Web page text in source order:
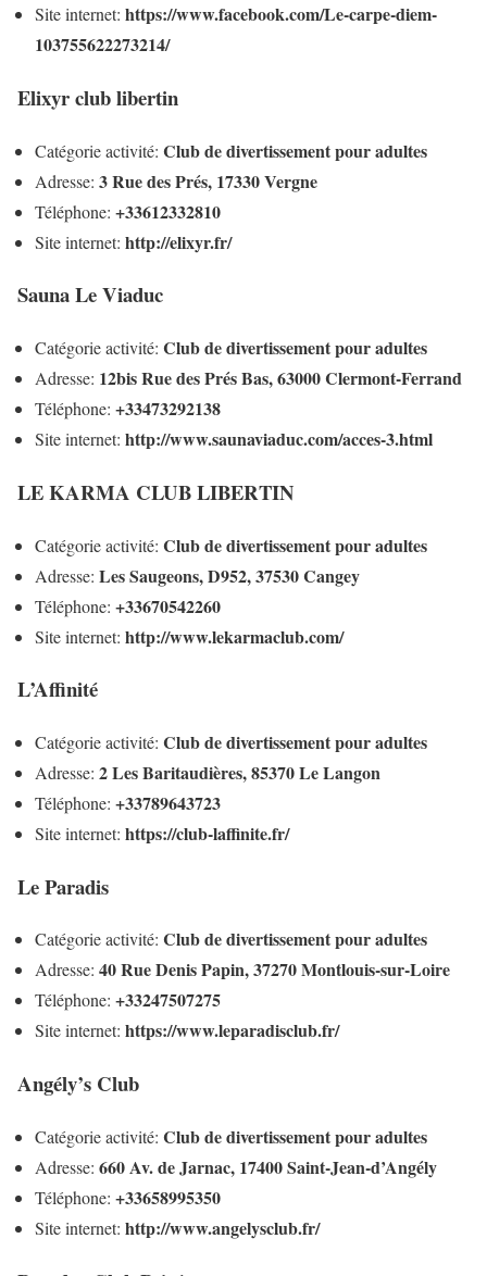
Site internet: https://www.facebook.com/Le-carpe-diem-
103755622273214/
Elixyr club libertin
Catégorie activité: Club de divertissement pour adultes
Adresse: 3 Rue des Prés, 17330 Vergne
Téléphone: +33612332810
Site internet: http://elixyr.fr/
Sauna Le Viaduc
Catégorie activité: Club de divertissement pour adultes
Adresse: 12bis Rue des Prés Bas, 63000 Clermont-Ferrand
Téléphone: +33473292138
Site internet: http://www.saunaviaduc.com/acces-3.html
LE KARMA CLUB LIBERTIN
Catégorie activité: Club de divertissement pour adultes
Adresse: Les Saugeons, D952, 37530 Cangey
Téléphone: +33670542260
Site internet: http://www.lekarmaclub.com/
L’Affinité
Catégorie activité: Club de divertissement pour adultes
Adresse: 2 Les Baritaudières, 85370 Le Langon
Téléphone: +33789643723
Site internet: https://club-laffinite.fr/
Le Paradis
Catégorie activité: Club de divertissement pour adultes
Adresse: 40 Rue Denis Papin, 37270 Montlouis-sur-Loire
Téléphone: +33247507275
Site internet: https://www.leparadisclub.fr/
Angély’s Club
Catégorie activité: Club de divertissement pour adultes
Adresse: 660 Av. de Jarnac, 17400 Saint-Jean-d’Angély
Téléphone: +33658995350
Site internet: http://www.angelysclub.fr/